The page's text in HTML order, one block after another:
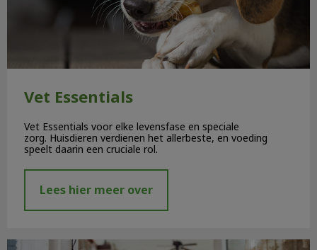
Vet Essentials
Vet Essentials voor elke levensfase en speciale
zorg. Huisdieren verdienen het allerbeste, en voeding
speelt daarin een cruciale rol.
Lees hier meer over
Verzekering